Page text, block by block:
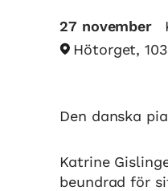
27 november
Hötorget,
Den danska
Katrine
beundrad för